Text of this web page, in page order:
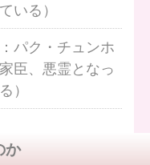
いる）
パク・チュンホ
臣、悪霊となっ
）
か